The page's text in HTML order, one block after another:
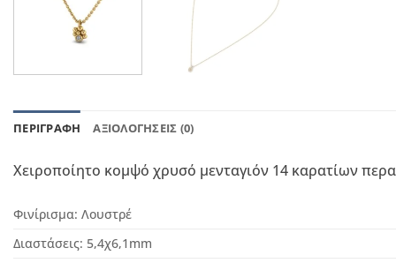
ΠΕΡΙΓΡΑΦΉ ΑΞΙΟΛΟΓΉΣΕΙΣ (0)
Χειροποίητο κομψό χρυσό μενταγιόν 14 καρατίων
Φινίρισμα: Λουστρέ
Διαστάσεις: 5,4χ6,1 mm